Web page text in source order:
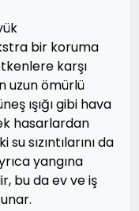
bir koruma
karşı
uzun ömürlü
ışığı gibi hava
hasarlardan
sızıntılarını da
yangına
bu da ev ve iş